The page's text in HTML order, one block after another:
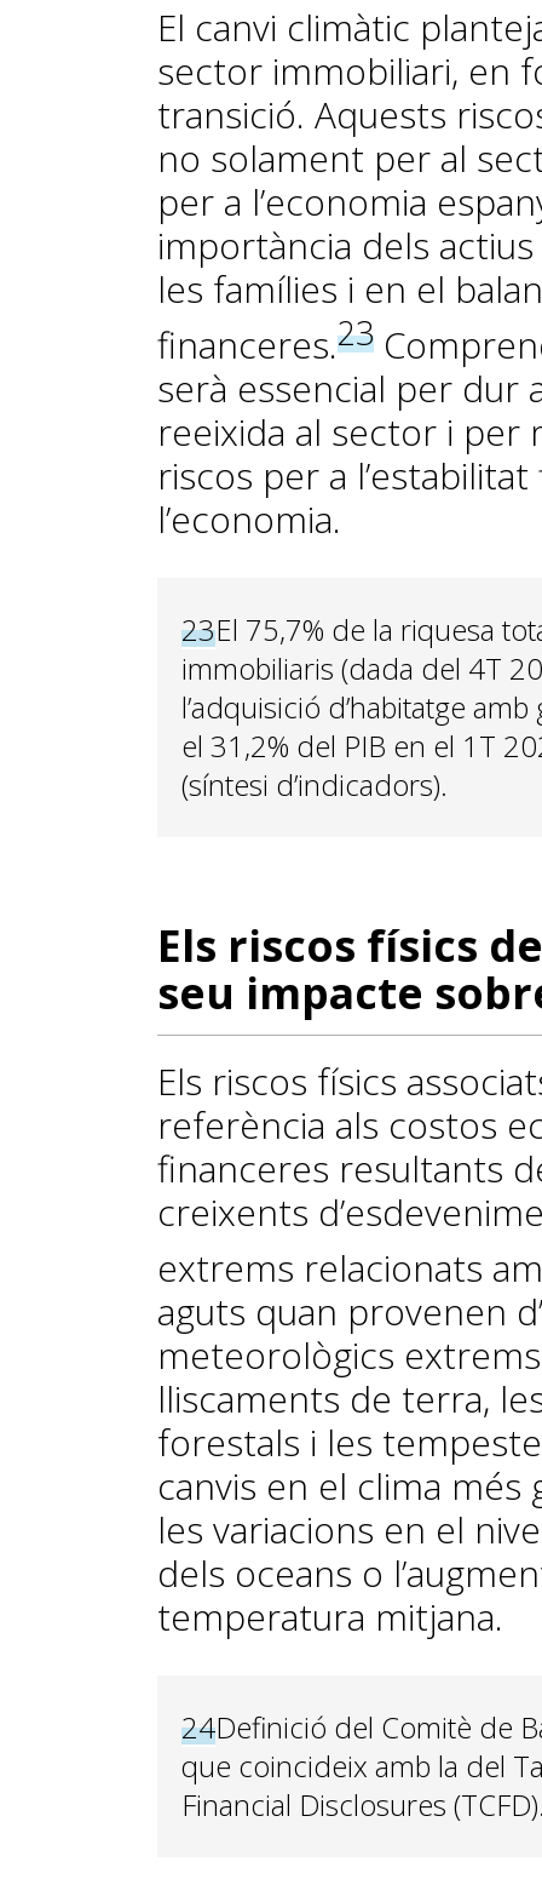
El canvi climàtic
sector immobiliari, en
transició. Aquests
no solament per al
per a l’economia
importància dels
les famílies i en el
financeres.23
serà essencial per dur
reeixida al sector i per
riscos per a
l’economia.
23El 75,7% de la riquesa
immobiliaris (dada del 4T
l’adquisició d’habitatge
el 31,2% del PIB en el 1T
(síntesi d’indicadors).
Els riscos físics
seu impacte
Els riscos físics
referència als costos
financeres resultants
creixents
extrems relacionats
aguts quan provenen
meteorològics
lliscaments de terra,
forestals i les
canvis en el clima
les variacions en el
dels oceans o
temperatura mitjana.
24Definició del Comitè de
que coincideix amb la del
Financial Disclosures